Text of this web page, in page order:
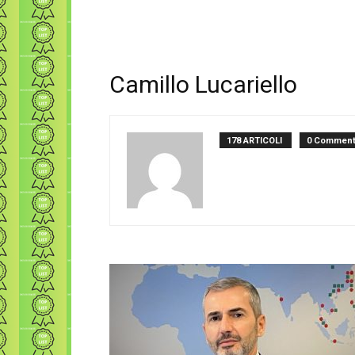
Camillo Lucariello
178 ARTICOLI 0